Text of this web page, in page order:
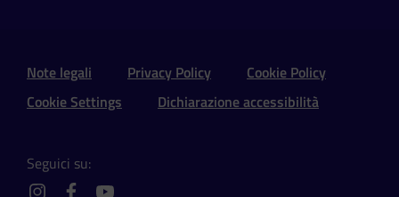
Sezione Link Utili e Social
Note legali Privacy Policy
Cookie Policy
Cookie Settings
Dichiarazione accessibilità
Seguici su: